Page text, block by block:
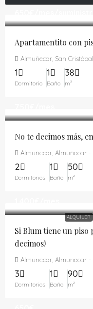
Apartamentito con
Almuñecar, San Cristóbal
1
Dormitorio
1
Baño
38
m²
No te decimos más,
Almuñecar, Almuñecar -
2
Dormitorios
1
Baño
50
m²
ALQUILER
Si Blum tiene un piso
decimos!
Almuñecar, Almuñecar -
3
Dormitorios
1
Baño
90
m²